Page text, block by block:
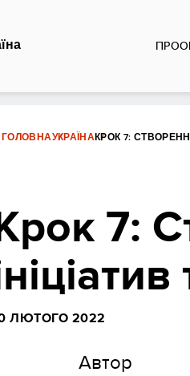
ГОЛОВНАУКРАЇНАКРОК 7:
7:
ЛЮТОГО 2022
Автор